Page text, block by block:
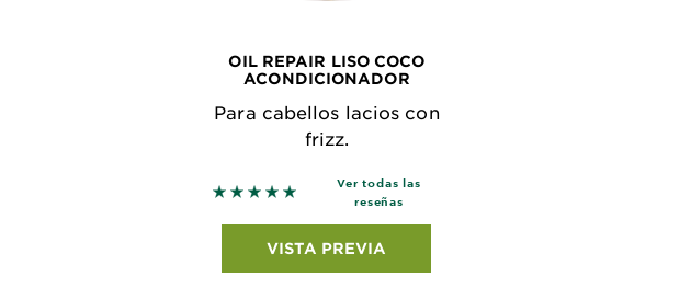
OIL REPAIR LISO COCO
ACONDICIONADOR
Para cabellos lacios con
frizz.
5 out of 5 stars based on reviews
Ver todas las
reseñas
VISTA PREVIA